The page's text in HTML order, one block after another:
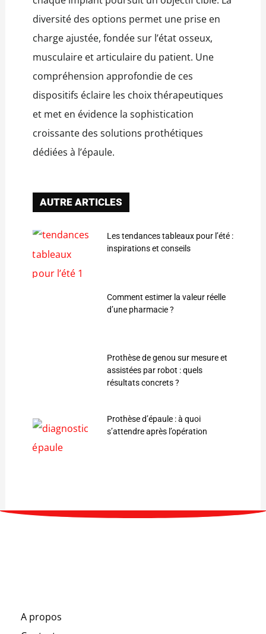
diversité des options permet une prise en
charge ajustée, fondée sur l’état osseux,
musculaire et articulaire du patient. Une
compréhension approfondie de ces
dispositifs éclaire les choix thérapeutiques
et met en évidence la sophistication
croissante des solutions prothétiques
dédiées à l’épaule.
AUTRE ARTICLES
Les tendances tableaux pour l’été :
inspirations et conseils
Comment estimer la valeur réelle
d’une pharmacie ?
Prothèse de genou sur mesure et
assistées par robot : quels
résultats concrets ?
Prothèse d’épaule : à quoi
s’attendre après l’opération
A propos